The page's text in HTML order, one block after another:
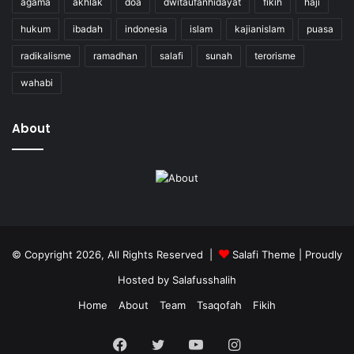
hukum ibadah indonesia islam kajianislam puasa
radikalisme ramadhan salafi sunah terorisme
wahabi
About
© Copyright 2026, All Rights Reserved | Salafi Theme | Proudly
Hosted by Salafusshalih
Home
About Team Tsaqofah Fikih
Facebook
Twitter YouTubeInstagram